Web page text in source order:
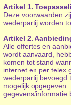
Artikel 1.
Deze voorwaarden
wederpartij worden
Artikel 2.
Alle offertes en
wordt aanvaard,
komen tot stand
internet en per telex
wederpartij bevoegd
mogelijk opgegeven.
gegevens/informatie